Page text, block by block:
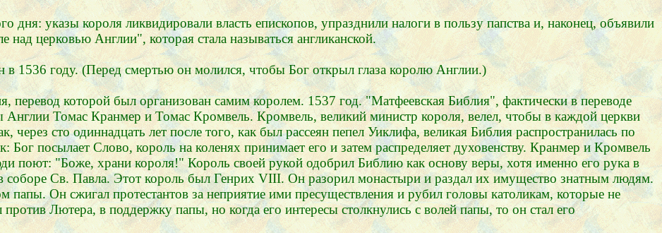
дня: указы короля ликвидировали власть епископов, упразднили налоги в пользу папства и, наконец, объявили
церковью Англии", которая стала называться англиканской.
1536 году. (Перед смертью он молился, чтобы Бог открыл глаза королю Англии.)
перевод которой был организован самим королем. 1537 год. "Матфеевская Библия", фактически в переводе
Англии Томас Кранмер и Томас Кромвель. Кромвель, великий министр короля, велел, чтобы в каждой церкви
сто одиннадцать лет после того, как был рассеян пепел Уиклифа, великая Библия распространилась по
Бог посылает Слово, король на коленях принимает его и затем распределяет духовенству. Кранмер и Кромвель
поют: "Боже, храни короля!" Король своей рукой одобрил Библию как основу веры, хотя именно его рука в
соборе Св. Павла. Этот король был Генрих VIII. Он разорил монастыри и раздал их имущество знатным людям.
Он сжигал протестантов за неприятие ими пресуществления и рубил головы католикам, которые не
Лютера, в поддержку папы, но когда его интересы столкнулись с волей папы, то он стал его